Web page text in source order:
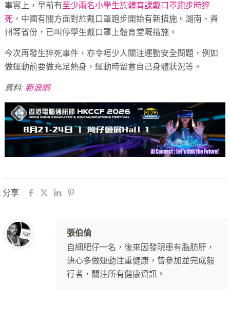
事實上，早前有至少兩名小學生於體育課戴口罩跑步時猝
死 ，中國有關方面對於戴口罩跑步開始有新措施。湖南、貴
州等省份，已叫停學生戴口罩上體育堂嘅措施。
今次再發生猝死事件，亦令唔少人關注運動安全問題，例如
做運動前要做充足熱身，運動時留意自己身體狀況等。
資料:新浪網
分享
張伯倫
自細肥仔一名，後來因發現患有脂肪肝，
決心多做運動注重健康，曾參加並完成毅
行者，關注所有健康資訊。